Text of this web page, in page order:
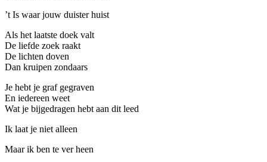
’t Is waar jouw duister huist
Als het laatste doek valt
De liefde zoek raakt
De lichten doven
Dan kruipen zondaars
Je hebt je graf gegraven
En iedereen weet
Wat je bijgedragen hebt aan dit leed
Ik laat je niet alleen
Maar ik ben te ver heen